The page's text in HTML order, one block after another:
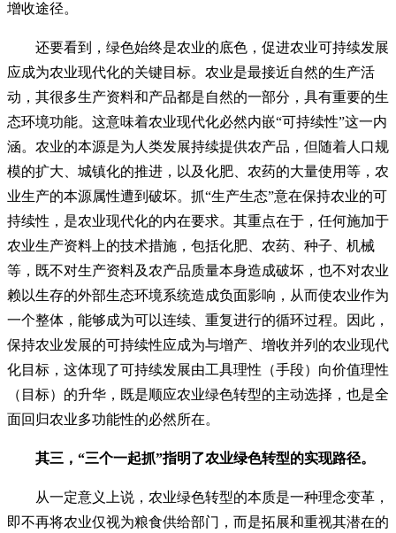
增收途径。
还要看到，绿色始终是农业的底色，促进农业可持续发展
应成为农业现代化的关键目标。农业是最接近自然的生产活
动，其很多生产资料和产品都是自然的一部分，具有重要的生
态环境功能。这意味着农业现代化必然内嵌“可持续性”这一内
涵。农业的本源是为人类发展持续提供农产品，但随着人口规
模的扩大、城镇化的推进，以及化肥、农药的大量使用等，农
业生产的本源属性遭到破坏。抓“生产生态”意在保持农业的可
持续性，是农业现代化的内在要求。其重点在于，任何施加于
农业生产资料上的技术措施，包括化肥、农药、种子、机械
等，既不对生产资料及农产品质量本身造成破坏，也不对农业
赖以生存的外部生态环境系统造成负面影响，从而使农业作为
一个整体，能够成为可以连续、重复进行的循环过程。因此，
保持农业发展的可持续性应成为与增产、增收并列的农业现代
化目标，这体现了可持续发展由工具理性（手段）向价值理性
（目标）的升华，既是顺应农业绿色转型的主动选择，也是全
面回归农业多功能性的必然所在。
其三，“三个一起抓”指明了农业绿色转型的实现路径。
从一定意义上说，农业绿色转型的本质是一种理念变革，
即不再将农业仅视为粮食供给部门，而是拓展和重视其潜在的